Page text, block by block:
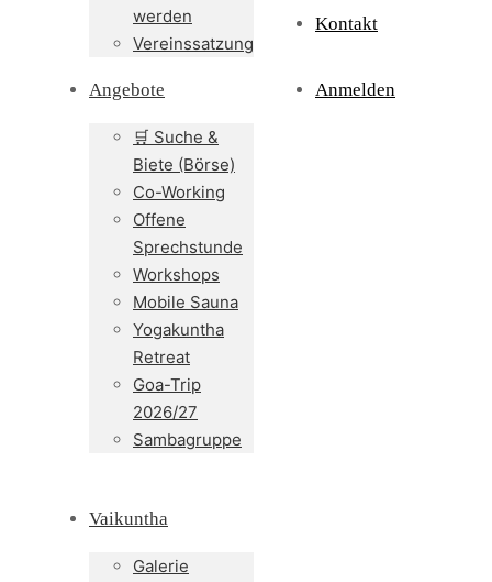
werden
Vereinssatzung
Angebote
🛒 Suche &
Biete (Börse)
Co-Working
Offene
Sprechstunde
Workshops
Mobile Sauna
Yogakuntha
Retreat
Goa-Trip
2026/27
Sambagruppe
Kontakt
Anmelden
Vaikuntha
Galerie